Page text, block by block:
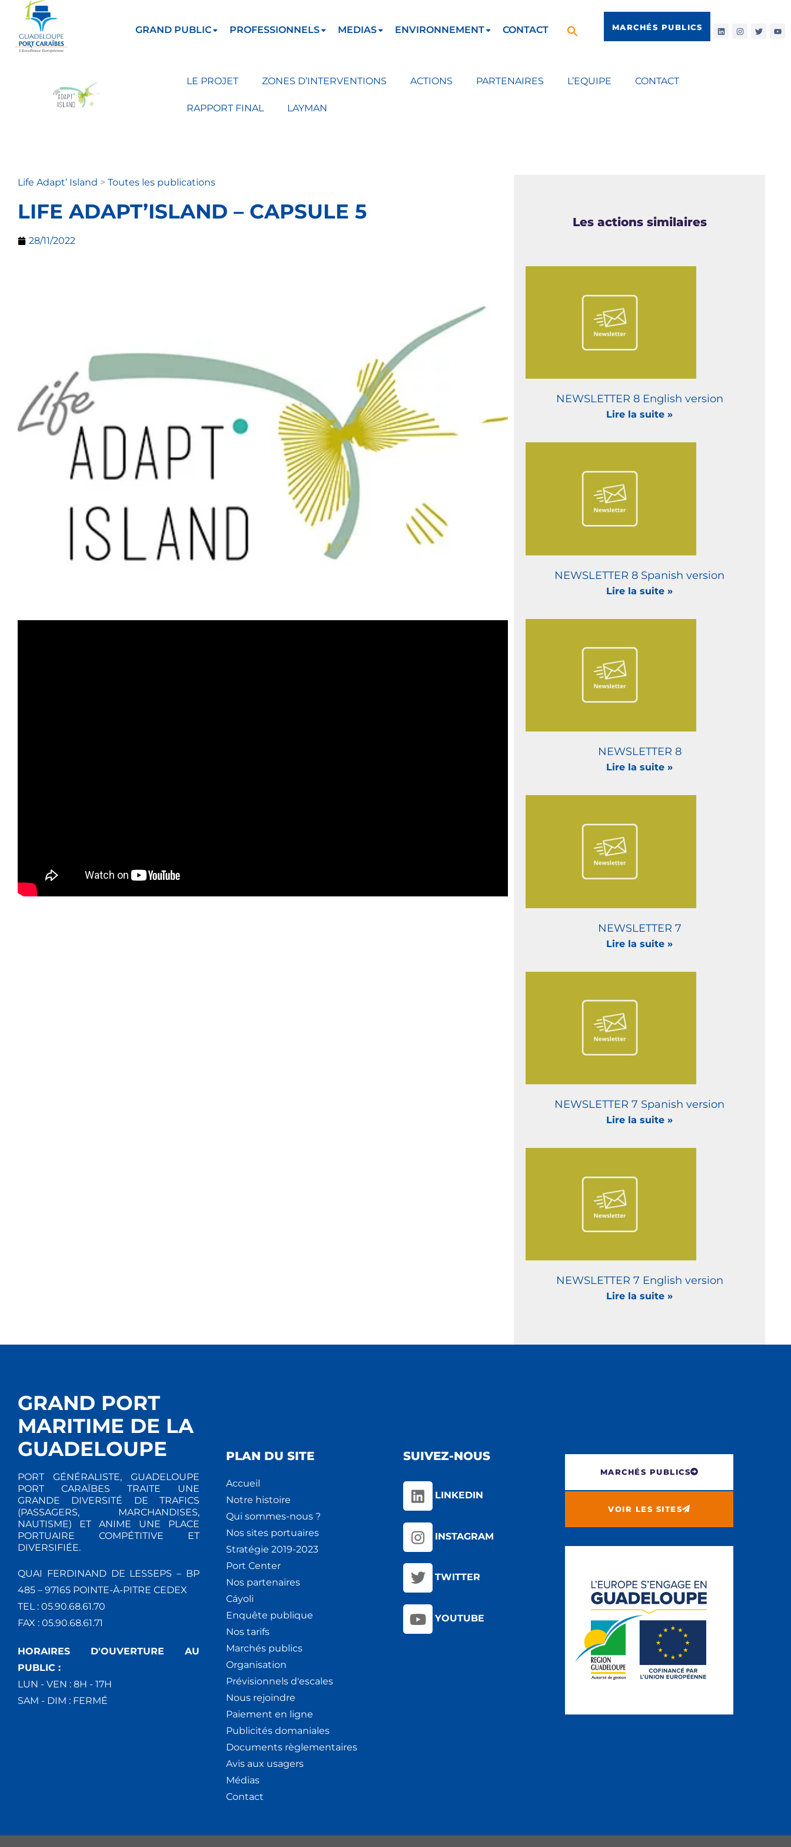
GRAND PUBLIC PROFESSIONNELS MEDIAS ENVIRONNEMENT CONTACT MARCHÉS PUBLICS
LE PROJET ZONES D’INTERVENTIONS ACTIONS PARTENAIRES L’EQUIPE CONTACT
RAPPORT FINAL LAYMAN
Life Adapt’ Island > Toutes les publications
LIFE ADAPT’ISLAND – CAPSULE 5
28/11/2022
Les actions similaires
NEWSLETTER 8 English version
Lire la suite »
NEWSLETTER 8 Spanish version
Lire la suite »
NEWSLETTER 8
Lire la suite »
NEWSLETTER 7
Lire la suite »
NEWSLETTER 7 Spanish version
Lire la suite »
NEWSLETTER 7 English version
Lire la suite »
GRAND PORT
MARITIME DE LA
GUADELOUPE
PORT GÉNÉRALISTE, GUADELOUPE
PORT CARAÏBES TRAITE UNE
GRANDE DIVERSITÉ DE TRAFICS
(PASSAGERS, MARCHANDISES,
NAUTISME) ET ANIME UNE PLACE
PORTUAIRE COMPÉTITIVE ET
DIVERSIFIÉE.
QUAI FERDINAND DE LESSEPS – BP
485 – 97165 POINTE-À-PITRE CEDEX
TEL : 05.90.68.61.70
FAX : 05.90.68.61.71
HORAIRES D'OUVERTURE AU
PUBLIC :
LUN - VEN : 8H - 17H
SAM - DIM : FERMÉ
PLAN DU SITE
Accueil
Notre histoire
Qui sommes-nous ?
Nos sites portuaires
Stratégie 2019-2023
Port Center
Nos partenaires
Cáyoli
Enquête publique
Nos tarifs
Marchés publics
Organisation
Prévisionnels d'escales
Nous rejoindre
Paiement en ligne
Publicités domaniales
Documents règlementaires
Avis aux usagers
Médias
Contact
SUIVEZ-NOUS
LINKEDIN
INSTAGRAM
TWITTER
YOUTUBE
MARCHÉS PUBLICS
VOIR LES SITES